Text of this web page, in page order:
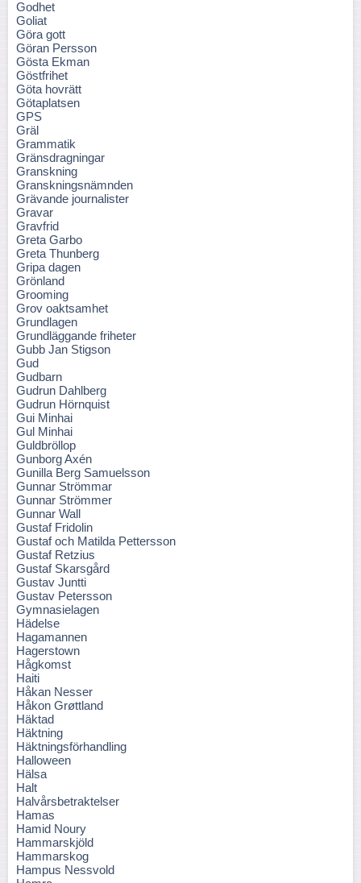
Godhet
Goliat
Göra gott
Göran Persson
Gösta Ekman
Göstfrihet
Göta hovrätt
Götaplatsen
GPS
Gräl
Grammatik
Gränsdragningar
Granskning
Granskningsnämnden
Grävande journalister
Gravar
Gravfrid
Greta Garbo
Greta Thunberg
Gripa dagen
Grönland
Grooming
Grov oaktsamhet
Grundlagen
Grundläggande friheter
Gubb Jan Stigson
Gud
Gudbarn
Gudrun Dahlberg
Gudrun Hörnquist
Gui Minhai
Gul Minhai
Guldbröllop
Gunborg Axén
Gunilla Berg Samuelsson
Gunnar Strömmar
Gunnar Strömmer
Gunnar Wall
Gustaf Fridolin
Gustaf och Matilda Pettersson
Gustaf Retzius
Gustaf Skarsgård
Gustav Juntti
Gustav Petersson
Gymnasielagen
Hädelse
Hagamannen
Hagerstown
Hågkomst
Haiti
Håkan Nesser
Håkon Grøttland
Häktad
Häktning
Häktningsförhandling
Halloween
Hälsa
Halt
Halvårsbetraktelser
Hamas
Hamid Noury
Hammarskjöld
Hammarskog
Hampus Nessvold